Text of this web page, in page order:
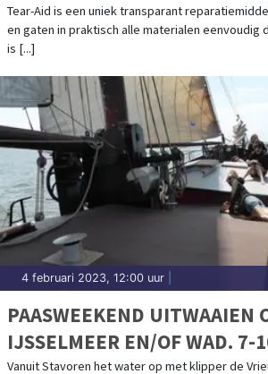
Tear-Aid is een uniek transparant
en gaten in praktisch alle materialen eenvoudig
is [...]
4 februari 2023, 12:00 uur
PAASWEEKEND UITWAAIEN
IJSSELMEER EN/OF WAD. 7-
Vanuit Stavoren het water op met klipper de